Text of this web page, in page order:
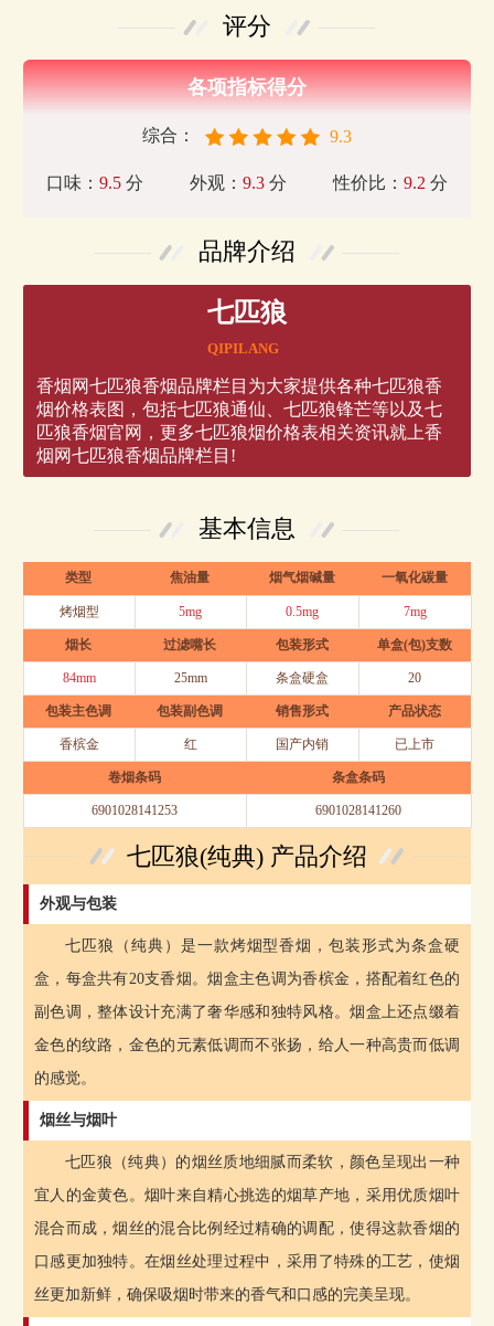
评分
各项指标得分
综合： 9.3
口味： 9.5分 外观： 9.3 分 性价比：9.2 分
品牌介绍
七匹狼
QIPILANG
香烟网七匹狼香烟品牌栏目为大家提供各种七匹狼香
烟价格表图，包括七匹狼通仙、七匹狼锋芒等以及七
匹狼香烟官网，更多七匹狼烟价格表相关资讯就上香
烟网七匹狼香烟品牌栏目!
基本信息
类型 焦油量 烟气烟碱量 一氧化碳量
烤烟型 5mg 0.5mg 7mg
烟长 过滤嘴长 包装形式 单盒(包)支数
84mm 25mm 条盒硬盒 20
包装主色调 包装副色调 销售形式 产品状态
香槟金 红 国产内销 已上市
卷烟条码 条盒条码
6901028141253 6901028141260
七匹狼(纯典) 产品介绍
外观与包装
七匹狼（纯典）是一款烤烟型香烟，包装形式为条盒硬
盒，每盒共有20支香烟。烟盒主色调为香槟金，搭配着红色的
副色调，整体设计充满了奢华感和独特风格。烟盒上还点缀着
金色的纹路，金色的元素低调而不张扬，给人一种高贵而低调
的感觉。
烟丝与烟叶
七匹狼（纯典）的烟丝质地细腻而柔软，颜色呈现出一种
宜人的金黄色。烟叶来自精心挑选的烟草产地，采用优质烟叶
混合而成，烟丝的混合比例经过精确的调配，使得这款香烟的
口感更加独特。在烟丝处理过程中，采用了特殊的工艺，使烟
丝更加新鲜，确保吸烟时带来的香气和口感的完美呈现。